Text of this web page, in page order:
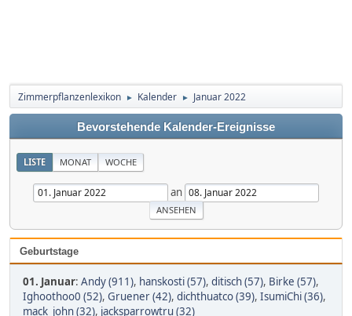
Zimmerpflanzenlexikon ► Kalender ► Januar 2022
Bevorstehende Kalender-Ereignisse
LISTE MONAT WOCHE
an
Geburtstage
01. Januar: Andy (911), hanskosti (57), ditisch (57), Birke (57),
Ighoothoo0 (52), Gruener (42), dichthuatco (39), IsumiChi (36),
mack_john (32), jacksparrowtru (32)